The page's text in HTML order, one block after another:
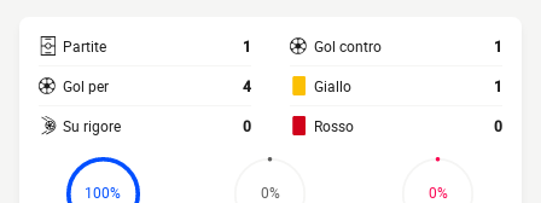
Partite 1
Gol per 4
Su rigore 0
Gol contro 1
Giallo 1
Rosso 0
100% 0% 0%